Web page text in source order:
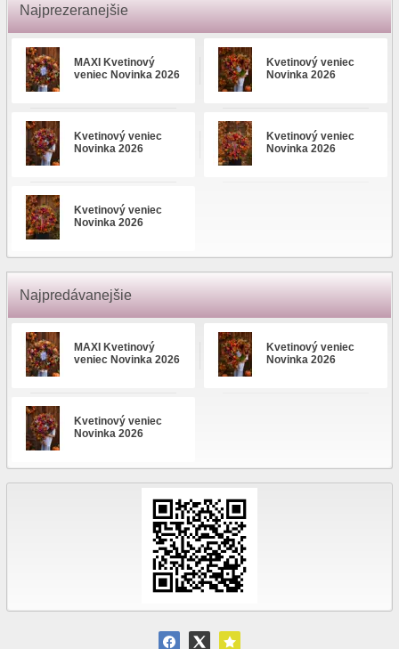
Najprezeranejšie
MAXI Kvetinový
veniec Novinka 2026
Kvetinový veniec
Novinka 2026
Kvetinový veniec
Novinka 2026
Kvetinový veniec
Novinka 2026
Kvetinový veniec
Novinka 2026
Najpredávanejšie
MAXI Kvetinový
veniec Novinka 2026
Kvetinový veniec
Novinka 2026
Kvetinový veniec
Novinka 2026